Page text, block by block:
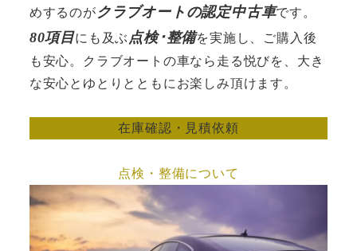
めするのが クラブオートの認定中古車です。
80項目にも及ぶ 点検･整備を実施し、ご購入後
も安心。クラブオートの車なら走る悦びを、大き
な安心とゆとりとともにお楽しみ頂けます。
在庫確認・見積依頼
点検・整備について